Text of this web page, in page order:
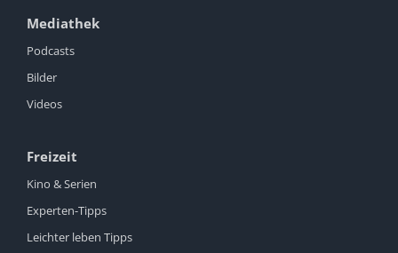
Mediathek
Podcasts
Bilder
Videos
Freizeit
Kino & Serien
Experten-Tipps
Leichter leben Tipps